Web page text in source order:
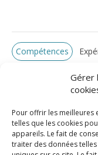
Gérer
Pour offrir les meilleures
telles que les cookies
appareils. Le fait de
traiter des données
Compétences